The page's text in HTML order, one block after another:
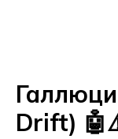
Drift)